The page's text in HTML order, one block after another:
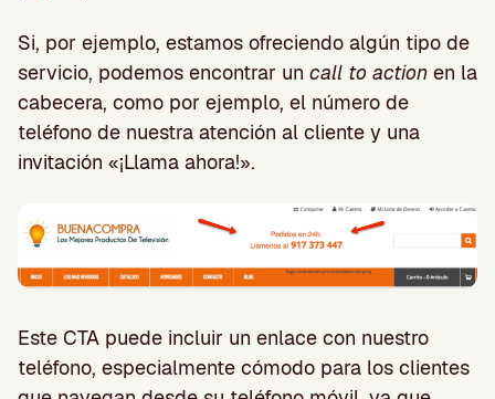
Si, por ejemplo, estamos ofreciendo algún tipo de
servicio, podemos encontrar un call to action en la
cabecera, como por ejemplo, el número de
teléfono de nuestra atención al cliente y una
invitación «¡Llama ahora!».
Este CTA puede incluir un enlace con nuestro
teléfono, especialmente cómodo para los clientes